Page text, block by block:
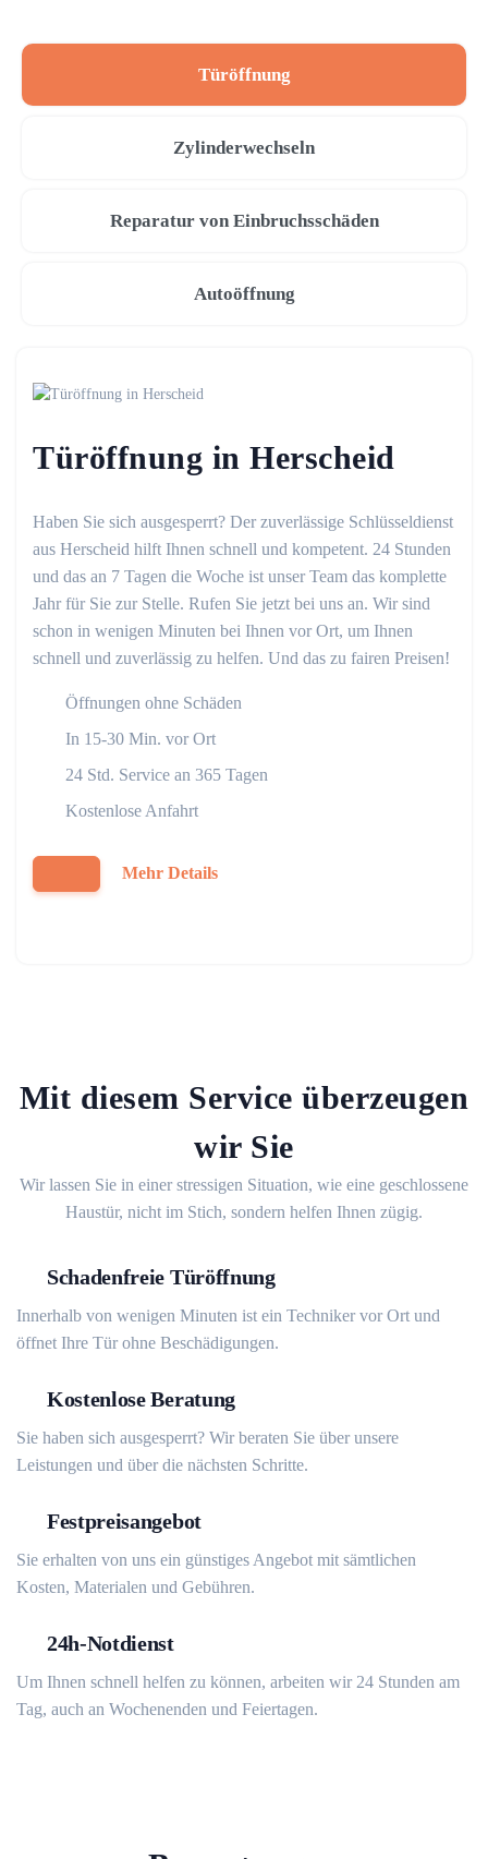
Türöffnung
Zylinderwechseln
Reparatur von Einbruchsschäden
Autoöffnung
Türöffnung in Herscheid
Haben Sie sich ausgesperrt? Der zuverlässige Schlüsseldienst
aus Herscheid hilft Ihnen schnell und kompetent. 24 Stunden
und das an 7 Tagen die Woche ist unser Team das komplette
Jahr für Sie zur Stelle. Rufen Sie jetzt bei uns an. Wir sind
schon in wenigen Minuten bei Ihnen vor Ort, um Ihnen
schnell und zuverlässig zu helfen. Und das zu fairen Preisen!
Öffnungen ohne Schäden
In 15-30 Min. vor Ort
24 Std. Service an 365 Tagen
Kostenlose Anfahrt
Mehr Details
Mit diesem Service überzeugen
wir Sie
Wir lassen Sie in einer stressigen Situation, wie eine geschlossene
Haustür, nicht im Stich, sondern helfen Ihnen zügig.
Schadenfreie Türöffnung
Innerhalb von wenigen Minuten ist ein Techniker vor Ort und
öffnet Ihre Tür ohne Beschädigungen.
Kostenlose Beratung
Sie haben sich ausgesperrt? Wir beraten Sie über unsere
Leistungen und über die nächsten Schritte.
Festpreisangebot
Sie erhalten von uns ein günstiges Angebot mit sämtlichen
Kosten, Materialen und Gebühren.
24h-Notdienst
Um Ihnen schnell helfen zu können, arbeiten wir 24 Stunden am
Tag, auch an Wochenenden und Feiertagen.